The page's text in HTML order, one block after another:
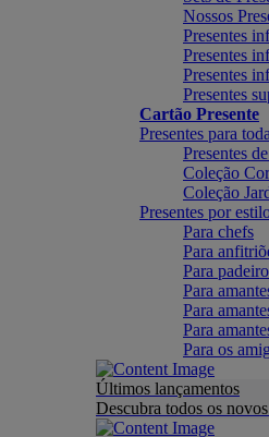
Nossos
Presentes
Presentes
Presentes
Presentes
Cartão Presente
Presentes para
Presentes
Coleção
Coleção
Presentes por
Para chefs
Para
Para
Para
Para
Para
Para os
Últimos lançamentos
Descubra todos os